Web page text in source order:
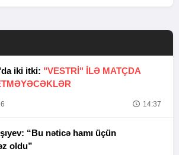
iki itki: "VESTRİ" İLƏ MATÇDA
14:37
“Bu nəticə hamı üçün
oldu”